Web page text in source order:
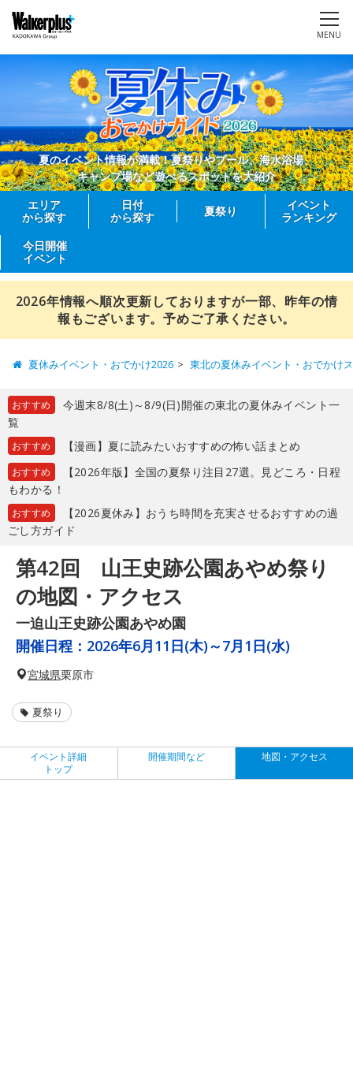
MENU
夏のイベント情報が満載！夏祭りやプール、海水浴場、
キャンプ場など遊べるスポットを大紹介
エリア
から探す
日付
から探す
夏祭り
イベント
ランキング
今日開催
イベント
2026年情報へ順次更新しておりますが一部、昨年の情
報もございます。予めご了承ください。
夏休みイベント・おでかけ2026 東北の夏休みイベント・おでかけ
おすすめ
今週末8/8(土)～8/9(日)開催の東北の夏休みイベント一
覧
おすすめ 【漫画】夏に読みたいおすすめの怖い話まとめ
おすすめ
【2026年版】全国の夏祭り注目27選。見どころ・日程
もわかる！
おすすめ
【2026夏休み】おうち時間を充実させるおすすめの過
ごし方ガイド
第42回 山王史跡公園あやめ祭り
の地図・アクセス
一迫山王史跡公園あやめ園
開催日程： 2026年6月11日(木)～7月1日(水)
宮城県栗原市
夏祭り
イベント詳細
トップ
開催期間など 地図・アクセス